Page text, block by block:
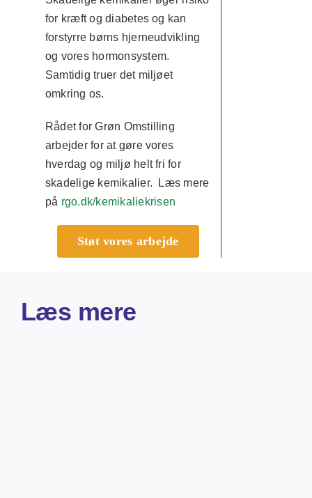
for kræft og diabetes og kan
forstyrre børns hjerneudvikling
og vores hormonsystem.
Samtidig truer det miljøet
omkring os.
Rådet for Grøn Omstilling
arbejder for at gøre vores
hverdag og miljø helt fri for
skadelige kemikalier. Læs mere
på rgo.dk/kemikaliekrisen
Støt vores arbejde
Læs mere